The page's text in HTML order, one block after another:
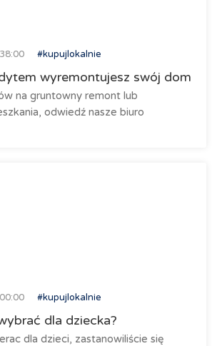
#kupujlokalnie
wyremontujesz swój dom
na gruntowny remont lub
odwiedź nasze biuro
#kupujlokalnie
dla dziecka?
dla dzieci, zastanowiliście się